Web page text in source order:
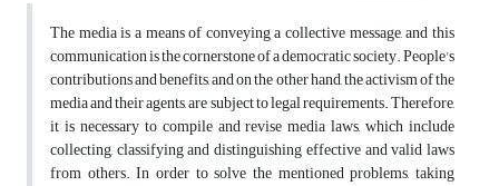
The media is a means of conveying a collective message, and this
communication is the cornerstone of a democratic society. People's
contributions and benefits, and on the other hand, the activism of the
media and their agents, are subject to legal requirements. Therefore,
it is necessary to compile and revise media laws, which include
collecting, classifying and distinguishing effective and valid laws
from others. In order to solve the mentioned problems, taking